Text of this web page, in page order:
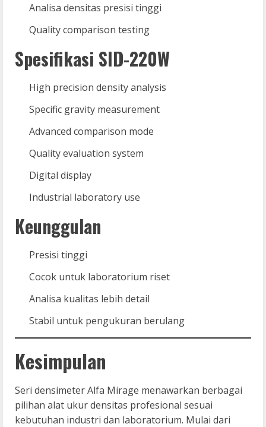
Analisa densitas presisi tinggi
Quality comparison testing
Spesifikasi SID-220W
High precision density analysis
Specific gravity measurement
Advanced comparison mode
Quality evaluation system
Digital display
Industrial laboratory use
Keunggulan
Presisi tinggi
Cocok untuk laboratorium riset
Analisa kualitas lebih detail
Stabil untuk pengukuran berulang
Kesimpulan
Seri densimeter Alfa Mirage menawarkan berbagai
pilihan alat ukur densitas profesional sesuai
kebutuhan industri dan laboratorium. Mulai dari